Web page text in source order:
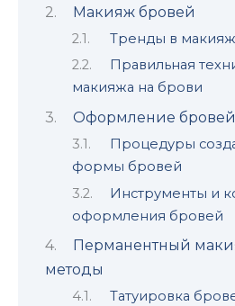
Макияж бровей
Тренды в
Правильная
макияжа на брови
Оформление бровeй
Процедуры
формы бровей
Инструменты и
оформления бровeй
Перманентный
методы
Татуиpовка